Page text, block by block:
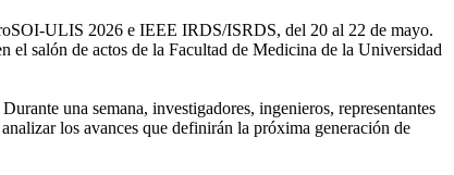
ULIS 2026 e IEEE IRDS/ISRDS, del 20 al 22 de mayo.
salón de actos de la Facultad de Medicina de la Universidad
una semana, investigadores, ingenieros, representantes
los avances que definirán la próxima generación de